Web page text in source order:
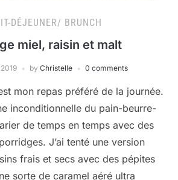
DÉJEUNER/ BRUNCH
miel, raisin et malt
by Christelle 0 comments
mon repas préféré de la journée.
inconditionnelle du pain-beurre-
de temps en temps avec des
J’ai tenté une version
frais et secs avec des pépites
sorte de caramel aéré ultra